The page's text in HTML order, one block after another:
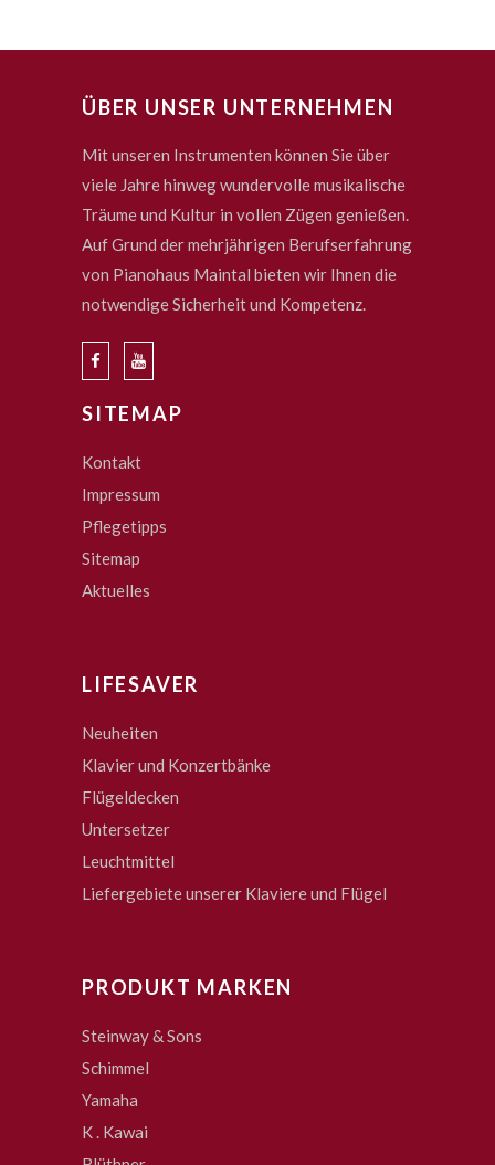
ÜBER UNSER UNTERNEHMEN
Mit unseren Instrumenten können Sie über
viele Jahre hinweg wundervolle musikalische
Träume und Kultur in vollen Zügen genießen.
Auf Grund der mehrjährigen Berufserfahrung
von Pianohaus Maintal bieten wir Ihnen die
notwendige Sicherheit und Kompetenz.
SITEMAP
Kontakt
Impressum
Pflegetipps
Sitemap
Aktuelles
LIFESAVER
Neuheiten
Klavier und Konzertbänke
Flügeldecken
Untersetzer
Leuchtmittel
Liefergebiete unserer Klaviere und Flügel
PRODUKT MARKEN
Steinway & Sons
Schimmel
Yamaha
K . Kawai